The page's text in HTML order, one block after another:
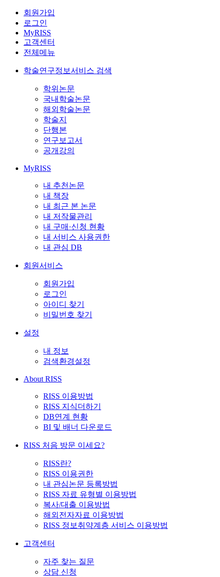
회원가입
로그인
MyRISS
고객센터
전체메뉴
학술연구정보서비스 검색
학위논문
국내학술논문
해외학술논문
학술지
단행본
연구보고서
공개강의
MyRISS
내 추천논문
내 책장
내 최근 본 논문
내 저작물관리
내 구매·신청 현황
내 서비스 사용권한
내 관심 DB
회원서비스
회원가입
로그인
아이디 찾기
비밀번호 찾기
설정
내 정보
검색환경설정
About RISS
RISS 이용방법
RISS 지식더하기
DB연계 현황
BI 및 배너 다운로드
RISS 처음 방문 이세요?
RISS란?
RISS 이용권한
내 관심논문 등록방법
RISS 자료 유형별 이용방법
복사/대출 이용방법
해외전자자료 이용방법
RISS 정보취약계층 서비스 이용방법
고객센터
자주 찾는 질문
상담 신청